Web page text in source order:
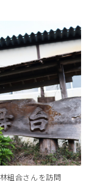
組合さんを訪問